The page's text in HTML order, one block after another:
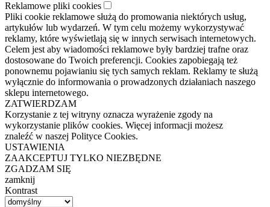
Reklamowe pliki cookies
Pliki cookie reklamowe służą do promowania niektórych usług,
artykułów lub wydarzeń. W tym celu możemy wykorzystywać
reklamy, które wyświetlają się w innych serwisach internetowych.
Celem jest aby wiadomości reklamowe były bardziej trafne oraz
dostosowane do Twoich preferencji. Cookies zapobiegają też
ponownemu pojawianiu się tych samych reklam. Reklamy te służą
wyłącznie do informowania o prowadzonych działaniach naszego
sklepu internetowego.
ZATWIERDZAM
Korzystanie z tej witryny oznacza wyrażenie zgody na
wykorzystanie plików cookies. Więcej informacji możesz
znaleźć w naszej Polityce Cookies.
USTAWIENIA
ZAAKCEPTUJ TYLKO NIEZBĘDNE
ZGADZAM SIĘ
zamknij
Kontrast